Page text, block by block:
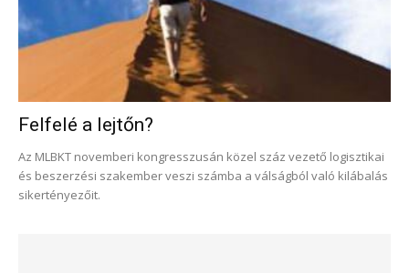
Felfelé a lejtőn?
Az MLBKT novemberi kongresszusán közel száz vezető logisztikai
és beszerzési szakember veszi számba a válságból való kilábalás
sikertényezőit.